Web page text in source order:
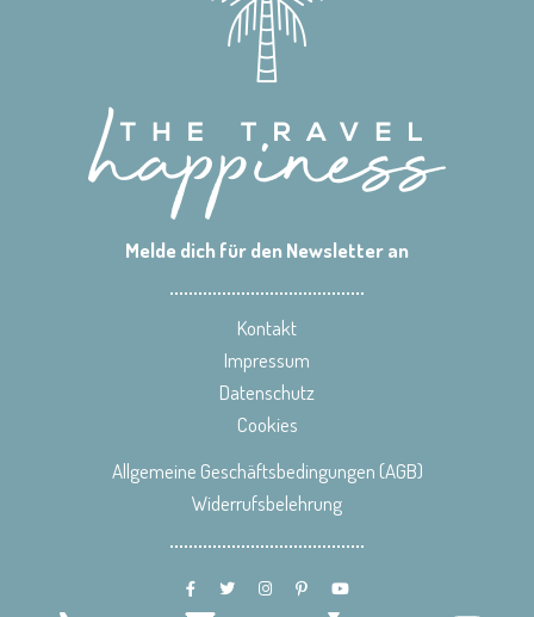
Melde dich für den Newsletter an
Kontakt
Impressum
Datenschutz
Cookies
Allgemeine Geschäftsbedingungen (AGB)
Widerrufsbelehrung